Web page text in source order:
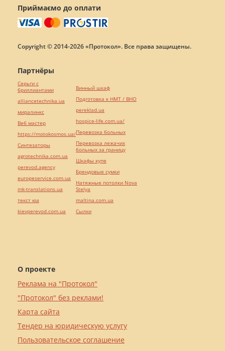
Приймаємо до оплати
Copyright © 2014-2026 «Протокол». Все права защищены.
О проекте
Реклама на "Протокол"
"Протокол" без реклами!
Карта сайта
Тендер на юридическую услугу
Пользовательское соглашение
Партнёры
Серьги с
бриллиантами
alliancetechnika.ua
миралинкс
Веб мастер
https://motokosmos.ua/
Синтезаторы
agrotechnika.com.ua
perevod.agency
europeservice.com.ua
mk-translations.ua
текст юа
kievperevod.com.ua
Винный шкаф
Подготовка к НМТ / ВНО
pereklad.ua
hospice-life.com.ua/
Перевозка больных
Перевозка лежачих
больных за границу
Шкафы купе
Брендовые сумки
Натяжные потолки Nova
Stelya
maltina.com.ua
Cылки